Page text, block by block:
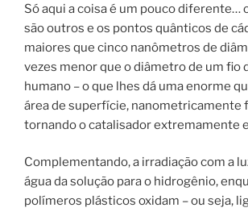
Só aqui a coisa é um pouco diferente…
são outros e os pontos quânticos de
maiores que cinco nanômetros de
vezes menor que o diâmetro de um fio
humano – o que lhes dá uma enorme
área de superfície, nanometricamente
tornando o catalisador extremamente
Complementando, a irradiação com a
água da solução para o hidrogênio,
polímeros plásticos oxidam – ou seja,